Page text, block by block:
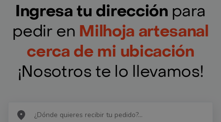
Ingresa tu dirección para
pedir en Milhoja artesanal
cerca de mi ubicación
¡Nosotros te lo llevamos!